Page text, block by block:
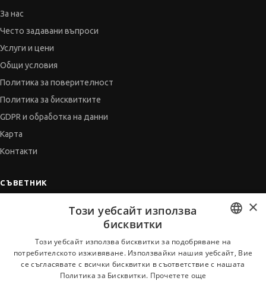
За нас
Често задавани въпроси
Услуги и цени
Общи условия
Политика за поверителност
Политика за бисквитките
GDPR и обработка на данни
Карта
Контакти
СЪВЕТНИК
Когато получим оферта
BULGARIAN
ENGLISH
×
Този уебсайт използва
бисквитки
Този уебсайт използва бисквитки за подобряване на
потребителското изживяване. Използвайки нашия уебсайт, Вие
се съгласявате с всички бисквитки в съответствие с нашата
Политика за Бисквитки. Прочетете още